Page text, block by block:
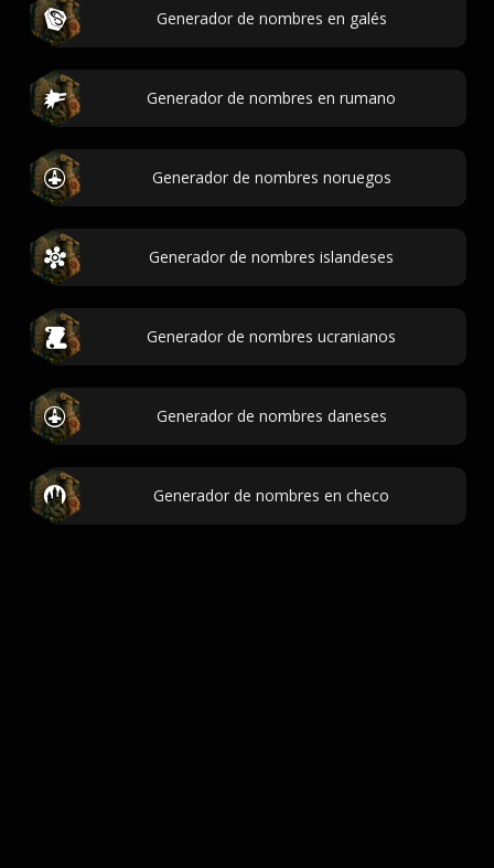
Generador de nombres en galés
Generador de nombres en rumano
Generador de nombres noruegos
Generador de nombres islandeses
Generador de nombres ucranianos
Generador de nombres daneses
Generador de nombres en checo